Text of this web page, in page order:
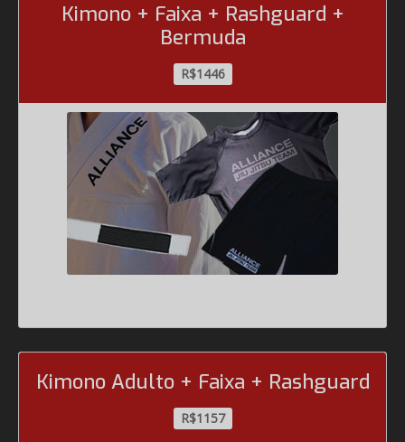
Kimono + Faixa + Rashguard +
Bermuda
R$1446
Kimono Adulto + Faixa + Rashguard
R$1157